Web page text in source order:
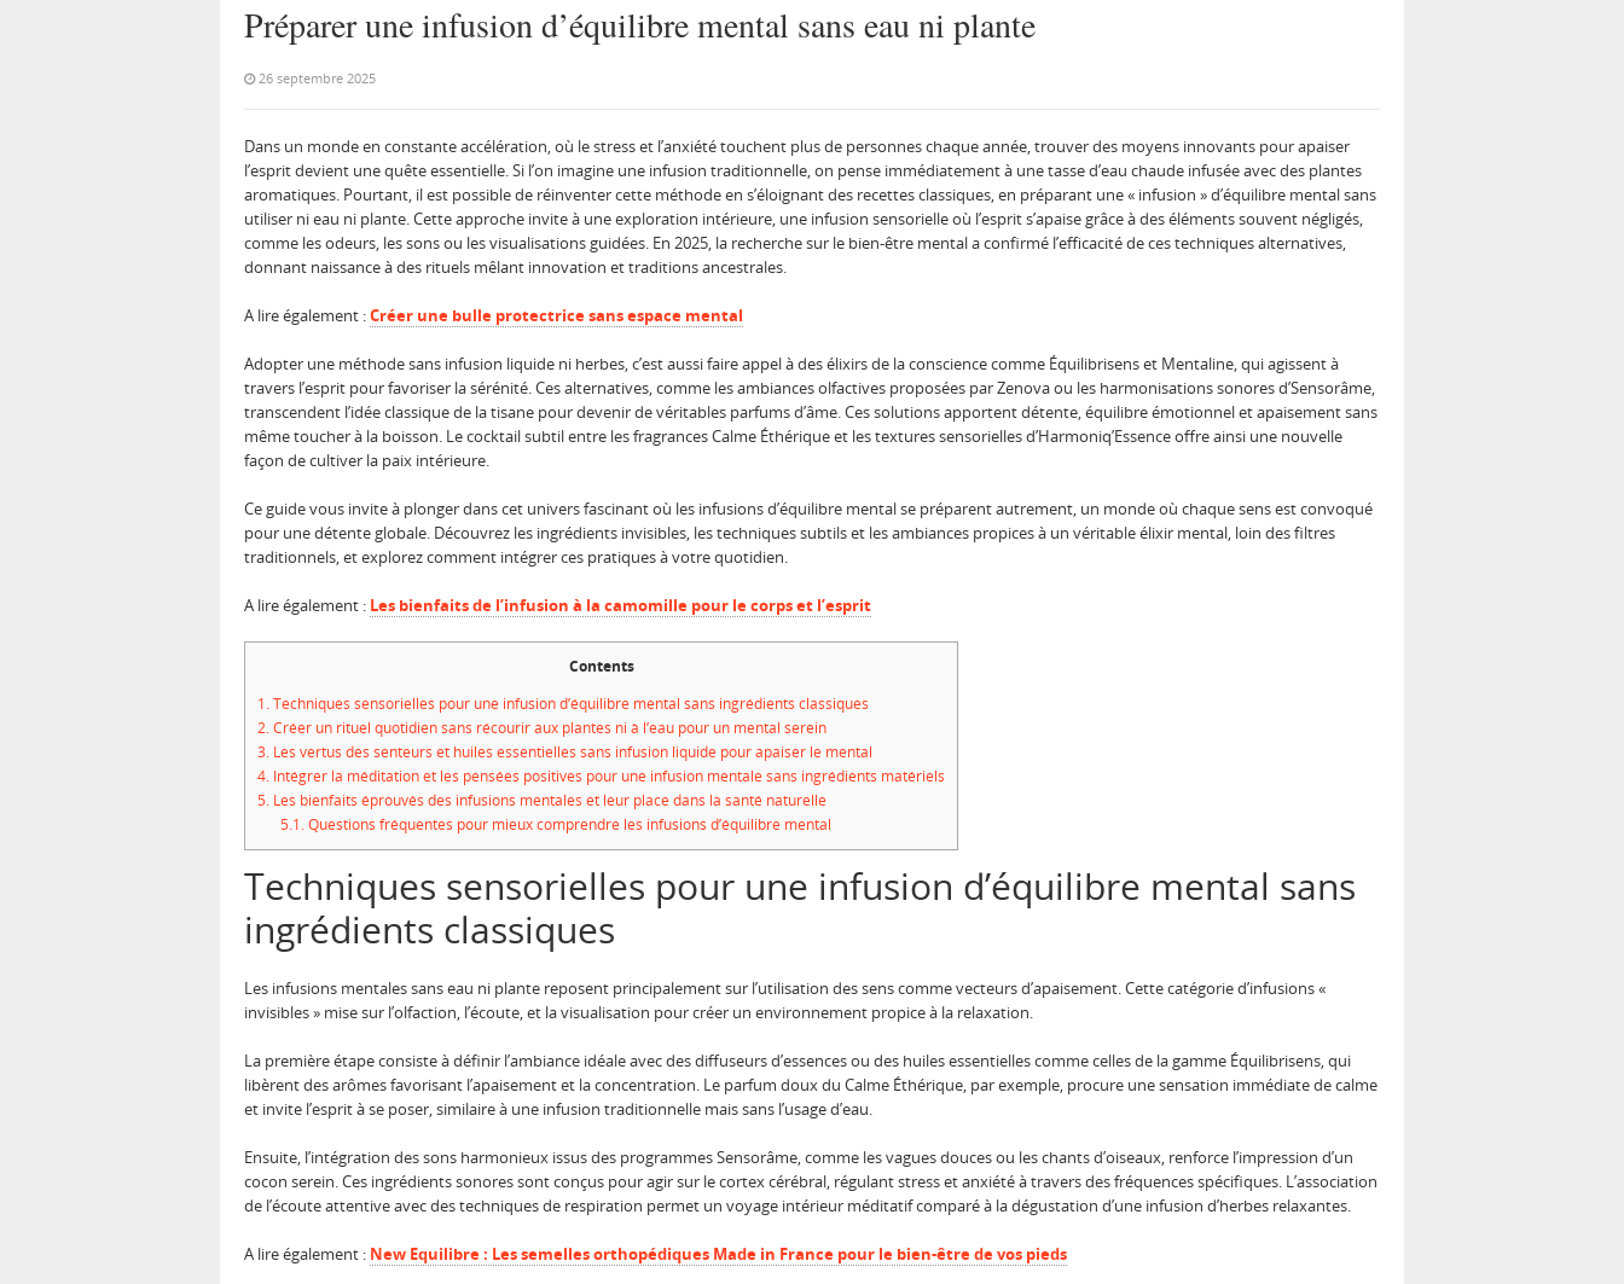
Préparer une infusion d’équilibre mental sans eau ni plante
26 septembre 2025
Dans un monde en constante accélération, où le stress et l’anxiété touchent plus de personnes chaque année, trouver des moyens innovants pour apaiser
l’esprit devient une quête essentielle. Si l’on imagine une infusion traditionnelle, on pense immédiatement à une tasse d’eau chaude infusée avec des plantes
aromatiques. Pourtant, il est possible de réinventer cette méthode en s’éloignant des recettes classiques, en préparant une « infusion » d’équilibre mental sans
utiliser ni eau ni plante. Cette approche invite à une exploration intérieure, une infusion sensorielle où l’esprit s’apaise grâce à des éléments souvent négligés,
comme les odeurs, les sons ou les visualisations guidées. En 2025, la recherche sur le bien-être mental a confirmé l’efficacité de ces techniques alternatives,
donnant naissance à des rituels mêlant innovation et traditions ancestrales.
A lire également :Créer une bulle protectrice sans espace mental
Adopter une méthode sans infusion liquide ni herbes, c’est aussi faire appel à des élixirs de la conscience comme Équilibrisens et Mentaline, qui agissent à
travers l’esprit pour favoriser la sérénité. Ces alternatives, comme les ambiances olfactives proposées par Zenova ou les harmonisations sonores d’Sensorâme,
transcendent l’idée classique de la tisane pour devenir de véritables parfums d’âme. Ces solutions apportent détente, équilibre émotionnel et apaisement sans
même toucher à la boisson. Le cocktail subtil entre les fragrances Calme Éthérique et les textures sensorielles d’Harmoniq’Essence offre ainsi une nouvelle
façon de cultiver la paix intérieure.
Ce guide vous invite à plonger dans cet univers fascinant où les infusions d’équilibre mental se préparent autrement, un monde où chaque sens est convoqué
pour une détente globale. Découvrez les ingrédients invisibles, les techniques subtils et les ambiances propices à un véritable élixir mental, loin des filtres
traditionnels, et explorez comment intégrer ces pratiques à votre quotidien.
A lire également : Les bienfaits de l’infusion à la camomille pour le corps et l’esprit
Contents
1.Techniques sensorielles pour une infusion d’équilibre mental sans ingrédients classiques
2.Créer un rituel quotidien sans récourir aux plantes ni à l’eau pour un mental serein
3. Les vertus des senteurs et huiles essentielles sans infusion liquide pour apaiser le mental
4. Intégrer la méditation et les pensées positives pour une infusion mentale sans ingrédients matériels
5. Les bienfaits éprouvés des infusions mentales et leur place dans la santé naturelle
5.1.Questions fréquentes pour mieux comprendre les infusions d’équilibre mental
Techniques sensorielles pour une infusion d’équilibre mental sans
ingrédients classiques
Les infusions mentales sans eau ni plante reposent principalement sur l’utilisation des sens comme vecteurs d’apaisement. Cette catégorie d’infusions «
invisibles » mise sur l’olfaction, l’écoute, et la visualisation pour créer un environnement propice à la relaxation.
La première étape consiste à définir l’ambiance idéale avec des diffuseurs d’essences ou des huiles essentielles comme celles de la gamme Équilibrisens, qui
libèrent des arômes favorisant l’apaisement et la concentration. Le parfum doux du Calme Éthérique, par exemple, procure une sensation immédiate de calme
et invite l’esprit à se poser, similaire à une infusion traditionnelle mais sans l’usage d’eau.
Ensuite, l’intégration des sons harmonieux issus des programmes Sensorâme, comme les vagues douces ou les chants d’oiseaux, renforce l’impression d’un
cocon serein. Ces ingrédients sonores sont conçus pour agir sur le cortex cérébral, régulant stress et anxiété à travers des fréquences spécifiques. L’association
de l’écoute attentive avec des techniques de respiration permet un voyage intérieur méditatif comparé à la dégustation d’une infusion d’herbes relaxantes.
A lire également : New Equilibre : Les semelles orthopédiques Made in France pour le bien-être de vos pieds